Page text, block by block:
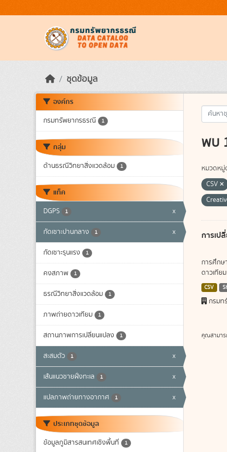
ชุดข้อมูล
องค์กร
กรมทรัพยากรธรณี 1
กลุ่ม
ด้านธรณีวิทยาสิ่งแวดล้อม 1
แท็ค
DGPS 1 x
กัดเซาะปานกลาง 1 x
กัดเซาะรุนแรง 1
คงสภาพ 1
ธรณีวิทยาสิ่งแวดล้อม 1
ภาพถ่ายดาวเทียม 1
สถานภาพการเปลี่ยนแปลง 1
สะสมตัว 1 x
เส้นแนวชายฝั่งทะเล 1 x
แปลภาพถ่ายทางอากาศ 1 x
ประเภทชุดข้อมูล
ข้อมูลภูมิสารสนเทศเชิงพื้นที่ 1
พบ
หมวดหมู่
CSV
การเป
การศึกษ
ดาวเทีย
CSV
กรมท
คุณสามาร